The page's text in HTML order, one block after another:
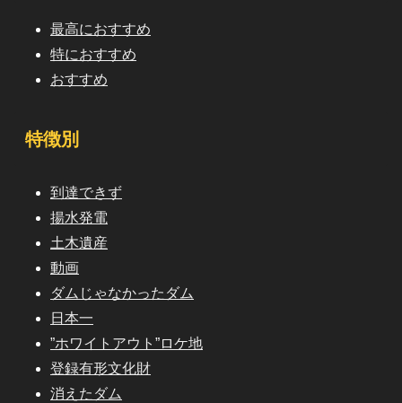
最高におすすめ
特におすすめ
おすすめ
特徴別
到達できず
揚水発電
土木遺産
動画
ダムじゃなかったダム
日本一
”ホワイトアウト”ロケ地
登録有形文化財
消えたダム